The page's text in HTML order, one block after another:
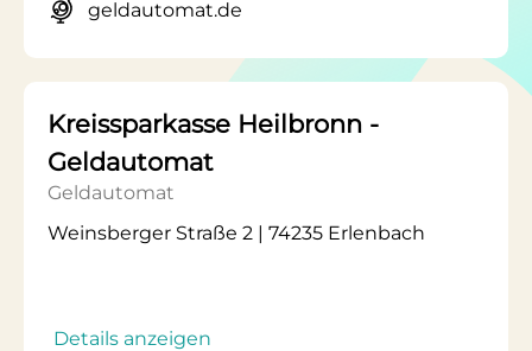
geldautomat.de
Kreissparkasse Heilbronn -
Geldautomat
Geldautomat
Weinsberger Straße 2 | 74235 Erlenbach
Details anzeigen